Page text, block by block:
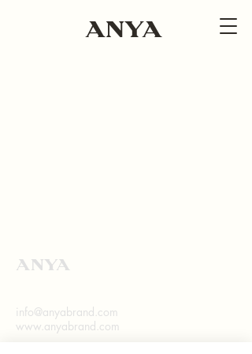
ANYA
ANYA
info@anyabrand.com
www.anyabrand.com